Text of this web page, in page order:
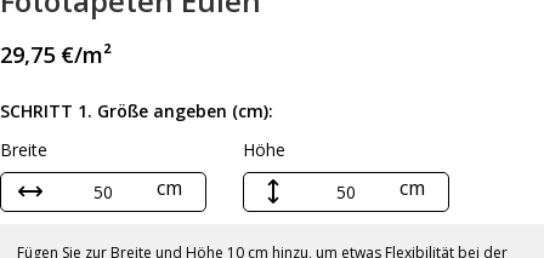
29,75 €/m²
SCHRITT 1. Größe angeben (cm):
Breite
cm
Höhe
cm
Fügen Sie zur Breite und Höhe 10 cm hinzu, um etwas Flexibilität bei der